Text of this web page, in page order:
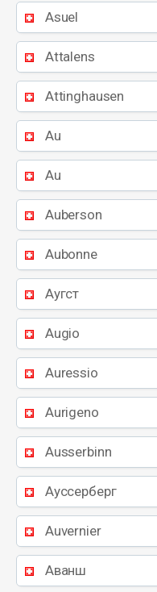
Asuel
Attalens
Attinghausen
Au
Au
Auberson
Aubonne
Аугст
Augio
Auressio
Aurigeno
Ausserbinn
Ауссерберг
Auvernier
Аванш